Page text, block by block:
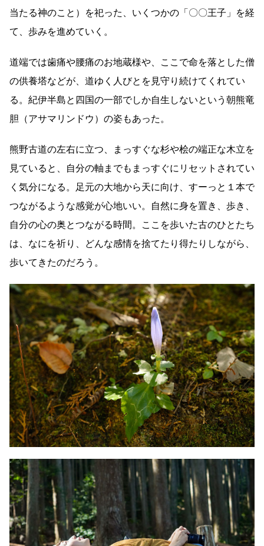
当たる神のこと）を祀った、いくつかの「〇〇王子」を経
て、歩みを進めていく。
道端では歯痛や腰痛のお地蔵様や、ここで命を落とした僧
の供養塔などが、道ゆく人びとを見守り続けてくれてい
る。紀伊半島と四国の一部でしか自生しないという朝熊竜
胆（アサマリンドウ）の姿もあった。
熊野古道の左右に立つ、まっすぐな杉や桧の端正な木立を
見ていると、自分の軸までもまっすぐにリセットされてい
く気分になる。足元の大地から天に向け、すーっと１本で
つながるような感覚が心地いい。自然に身を置き、歩き、
自分の心の奥とつながる時間。ここを歩いた古のひとたち
は、なにを祈り、どんな感情を捨てたり得たりしながら、
歩いてきたのだろう。